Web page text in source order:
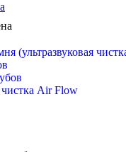
(ультразвуковая
Air Flow